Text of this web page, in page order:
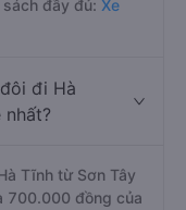
đầy đủ: Xe
đi Hà
Tĩnh từ Sơn Tây
700.000 đồng của